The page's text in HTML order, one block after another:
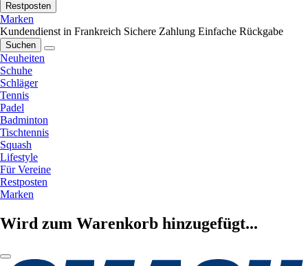
Restposten
Marken
Kundendienst in Frankreich Sichere Zahlung Einfache Rückgabe
Suchen
Neuheiten
Schuhe
Schläger
Tennis
Padel
Badminton
Tischtennis
Squash
Lifestyle
Für Vereine
Restposten
Marken
Wird zum Warenkorb hinzugefügt...